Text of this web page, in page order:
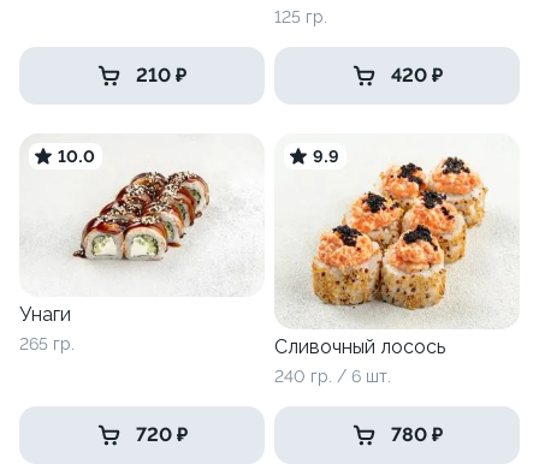
210 ₽
125 гр.
420 ₽
10.0
Унаги
265 гр.
720 ₽
9.9
Сливочный лосось
240 гр. / 6 шт.
780 ₽